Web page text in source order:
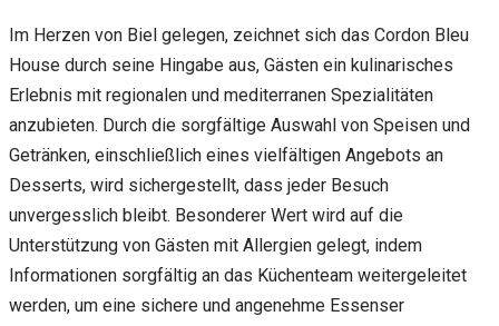
Im Herzen von Biel gelegen, zeichnet sich das Cordon Bleu
House durch seine Hingabe aus, Gästen ein kulinarisches
Erlebnis mit regionalen und mediterranen Spezialitäten
anzubieten. Durch die sorgfältige Auswahl von Speisen und
Getränken, einschließlich eines vielfältigen Angebots an
Desserts, wird sichergestellt, dass jeder Besuch
unvergesslich bleibt. Besonderer Wert wird auf die
Unterstützung von Gästen mit Allergien gelegt, indem
Informationen sorgfältig an das Küchenteam weitergeleitet
werden, um eine sichere und angenehme Essenser